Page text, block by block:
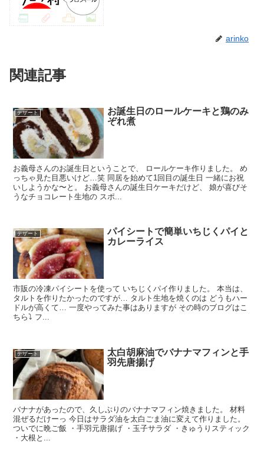
arinko
関連記事
デザート
お誕生日のロールケーキと鶏のみ
ぞれ煮
お義母さんのお誕生日ということで、 ロールケーキ作りました。 め
っちゃ見た目悪いけど…笑 同居を始めて1回目の誕生日 一緒にお祝
いしようかな〜と。 お義母さんの誕生日ケーキだけど、 娘が喜びそ
うなチョコレート生地の スポ...
デザート
パイシートで簡単いちじくパイと
カレーライス
市販の冷凍パイシートを使って いちじくパイ作りました。 本当は、
タルトを作りたかったのですが… タルト生地を焼くのは どうもハー
ドルが高くて… 一度やってみた事はありますが その時のブログはこ
ちら⤵︎ フ...
デザート
太白胡麻油でバナナマフィンと手
羽先唐揚げ
バナナがあったので、久しぶりのバナナマフィン焼きました。 材料
混ぜるだけーっ 今日はサラダ油を太白ごま油に変えて作りました。
ついでに晩ご飯 ・手羽元唐揚げ ・玉子サラダ ・きゅうりスティック
・大根と...